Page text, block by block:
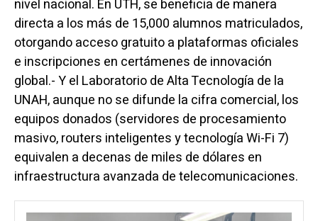
nivel nacional. En UTH, se beneficia de manera
directa a los más de 15,000 alumnos matriculados,
otorgando acceso gratuito a plataformas oficiales
e inscripciones en certámenes de innovación
global.- Y el Laboratorio de Alta Tecnología de la
UNAH, aunque no se difunde la cifra comercial, los
equipos donados (servidores de procesamiento
masivo, routers inteligentes y tecnología Wi-Fi 7)
equivalen a decenas de miles de dólares en
infraestructura avanzada de telecomunicaciones.